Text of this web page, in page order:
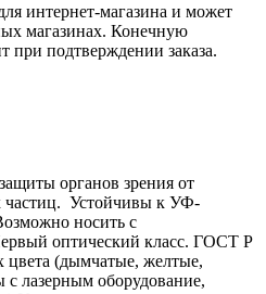
интернет-магазина и может
магазинах. Конечную
при подтверждении заказа.
органов зрения от
частиц. Устойчивы к УФ-
носить с
оптический класс. ГОСТ Р
цвета (дымчатые, желтые,
с лазерным оборудование,